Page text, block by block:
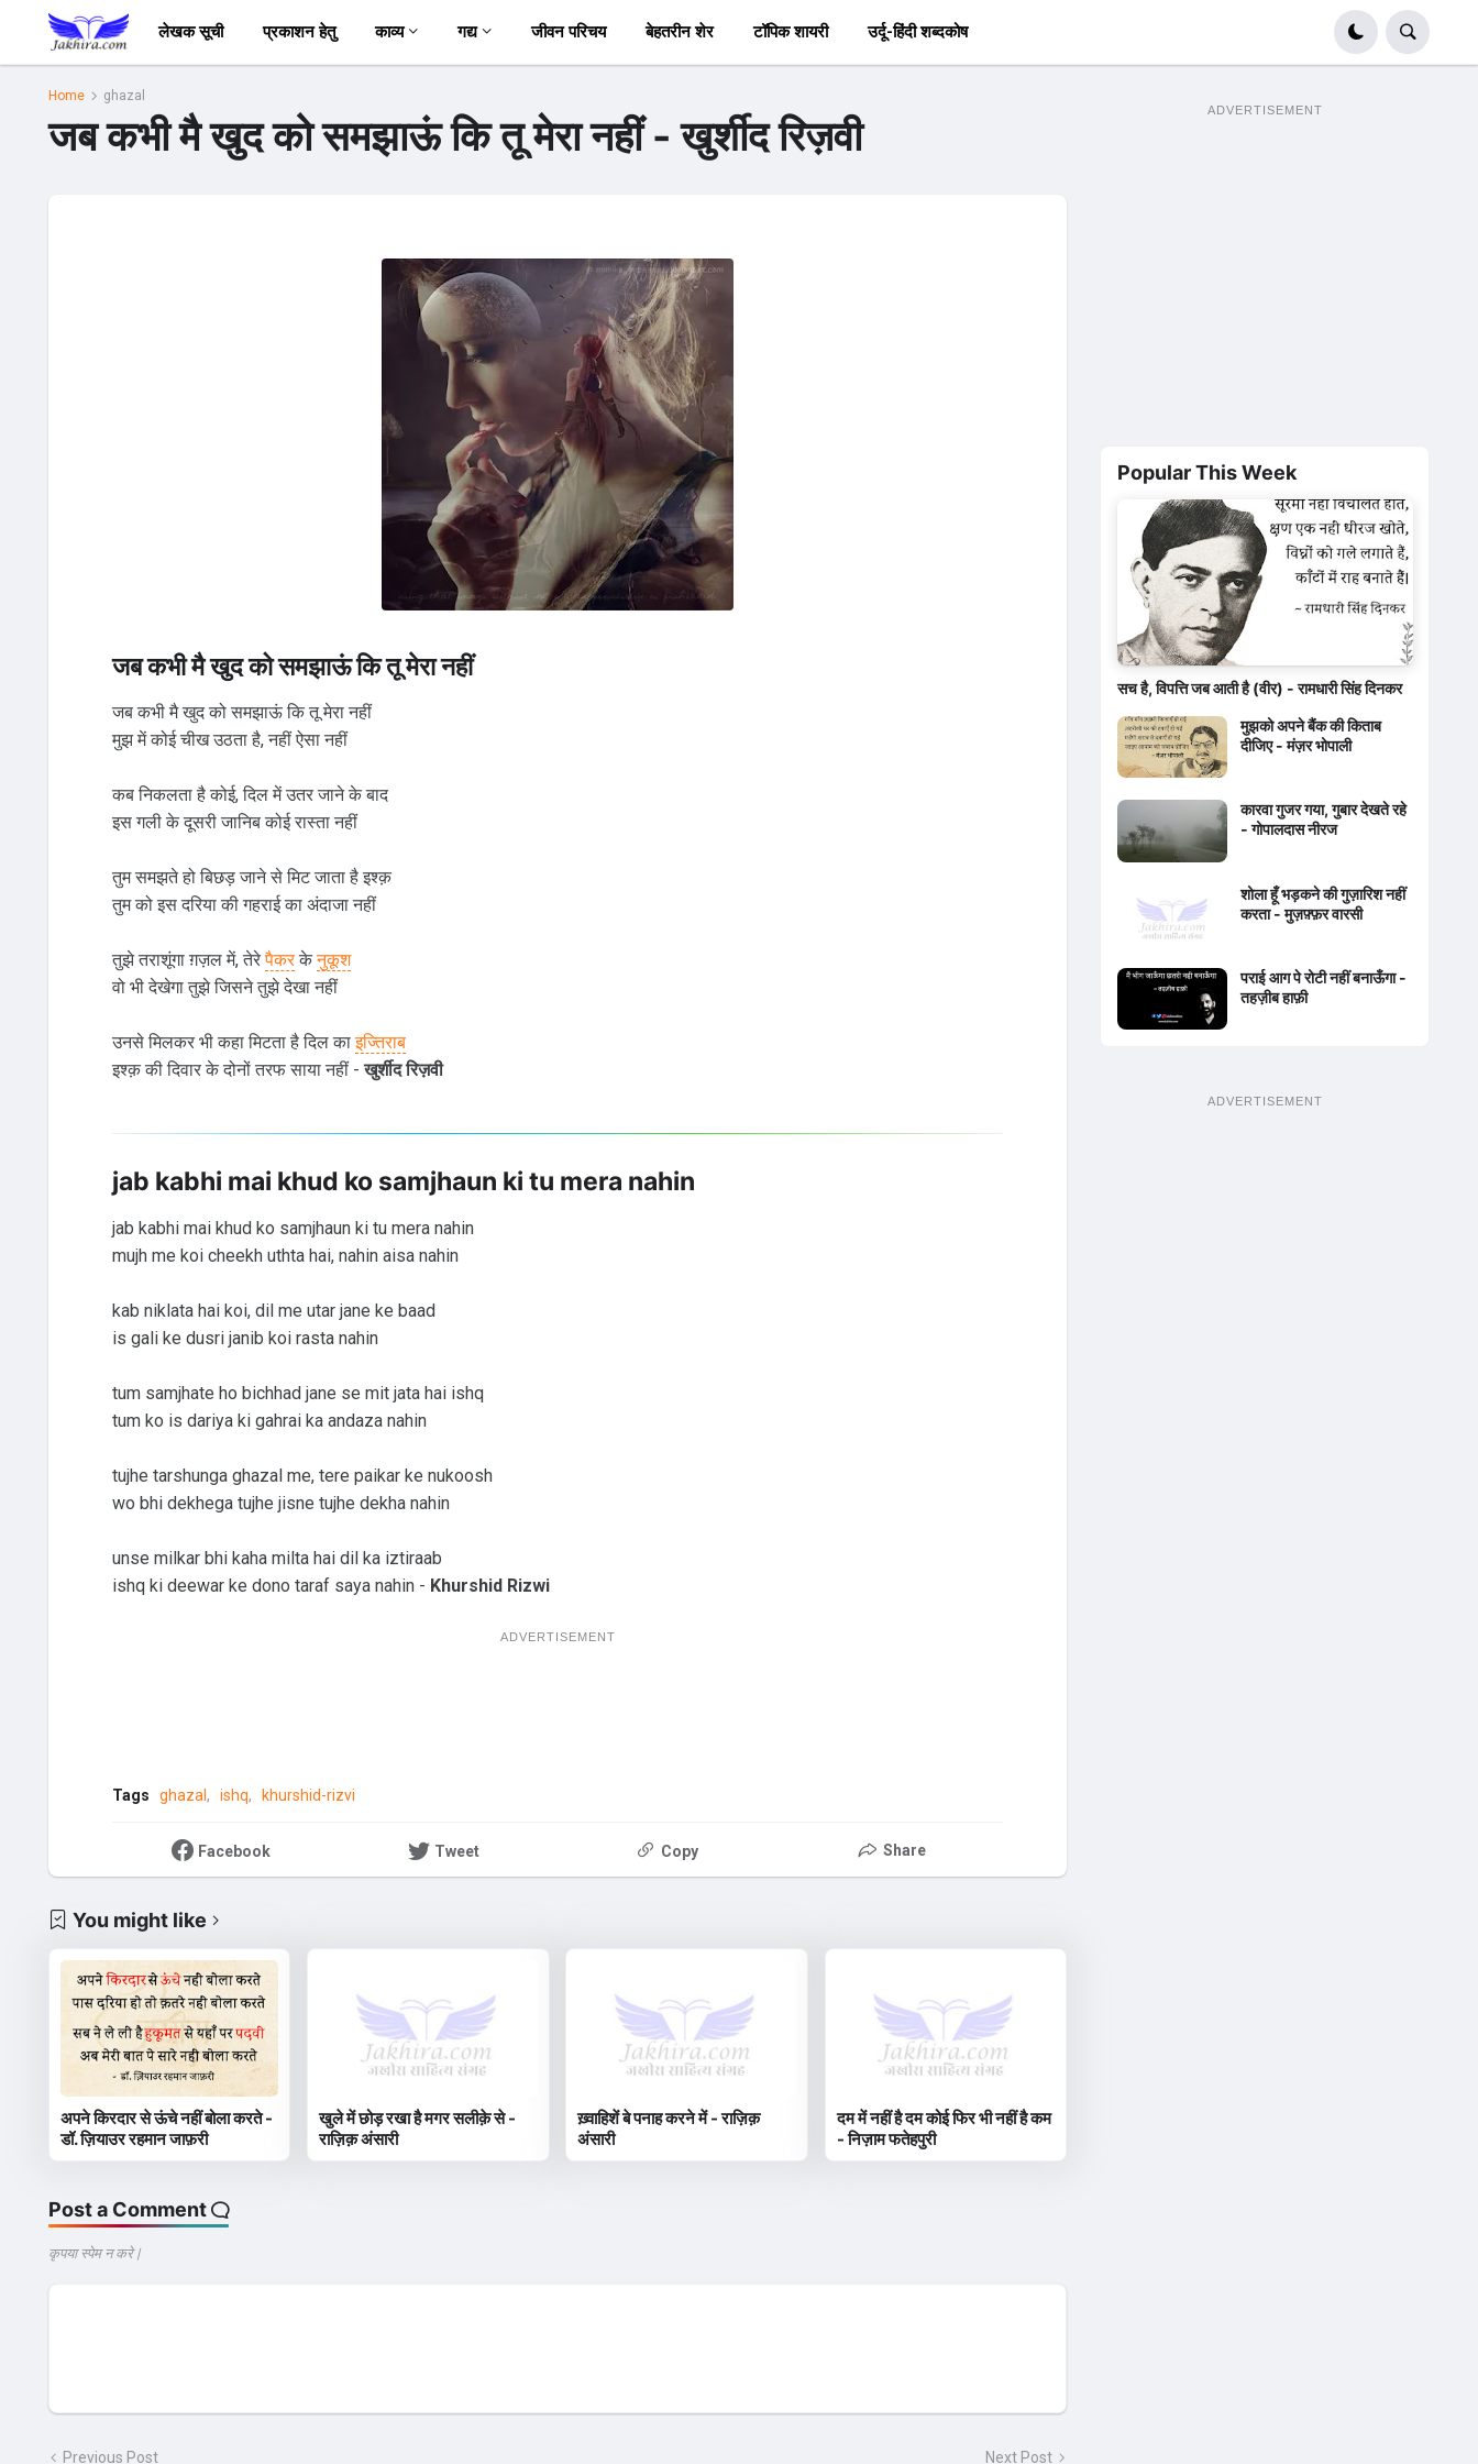
लेखक सूची प्रकाशन हेतु काव्य गद्य जीवन परिचय बेहतरीन शेर टॉपिक शायरी उर्दू-हिंदी शब्दकोष
Home ghazal
जब कभी मै खुद को समझाऊं कि तू मेरा नहीं - खुर्शीद रिज़वी
जब कभी मै खुद को समझाऊं कि तू मेरा नहीं
जब कभी मै खुद को समझाऊं कि तू मेरा नहीं
मुझ में कोई चीख उठता है, नहीं ऐसा नहीं
कब निकलता है कोई, दिल में उतर जाने के बाद
इस गली के दूसरी जानिब कोई रास्ता नहीं
तुम समझते हो बिछड़ जाने से मिट जाता है इश्क़
तुम को इस दरिया की गहराई का अंदाजा नहीं
तुझे तराशूंगा ग़ज़ल में, तेरेपैकरकेनुकूश
वो भी देखेगा तुझे जिसने तुझे देखा नहीं
उनसे मिलकर भी कहा मिटता है दिल काइज्तिराब
इश्क़ की दिवार के दोनों तरफ साया नहीं -खुर्शीद रिज़वी
jab kabhi mai khud ko samjhaun ki tu mera nahin
jab kabhi mai khud ko samjhaun ki tu mera nahin
mujh me koi cheekh uthta hai, nahin aisa nahin
kab niklata hai koi, dil me utar jane ke baad
is gali ke dusri janib koi rasta nahin
tum samjhate ho bichhad jane se mit jata hai ishq
tum ko is dariya ki gahrai ka andaza nahin
tujhe tarshunga ghazal me, tere paikar ke nukoosh
wo bhi dekhega tujhe jisne tujhe dekha nahin
unse milkar bhi kaha milta hai dil ka iztiraab
ishq ki deewar ke dono taraf saya nahin - Khurshid Rizwi
ADVERTISEMENT
Tags ghazal ishq khurshid-rizvi
Facebook Tweet Copy Share
You might like
अपने किरदार से ऊंचे नहीं बोला करते -
डॉ. ज़ियाउर रहमान जाफ़री
खुले में छोड़ रखा है मगर सलीक़े से -
राज़िक़ अंसारी
ख़्वाहिशें बे पनाह करने में - राज़िक़
अंसारी
दम में नहीं है दम कोई फिर भी नहीं है कम
- निज़ाम फतेहपुरी
Post a Comment
कृपया स्पेम न करे |
Previous Post Next Post
ADVERTISEMENT
Popular This Week
सच है, विपत्ति जब आती है (वीर) - रामधारी सिंह दिनकर
मुझको अपने बैंक की किताब
दीजिए - मंज़र भोपाली
कारवा गुजर गया, गुबार देखते रहे
- गोपालदास नीरज
शोला हूँ भड़कने की गुज़ारिश नहीं
करता - मुज़फ़्फ़र वारसी
पराई आग पे रोटी नहीं बनाऊँगा -
तहज़ीब हाफ़ी
ADVERTISEMENT